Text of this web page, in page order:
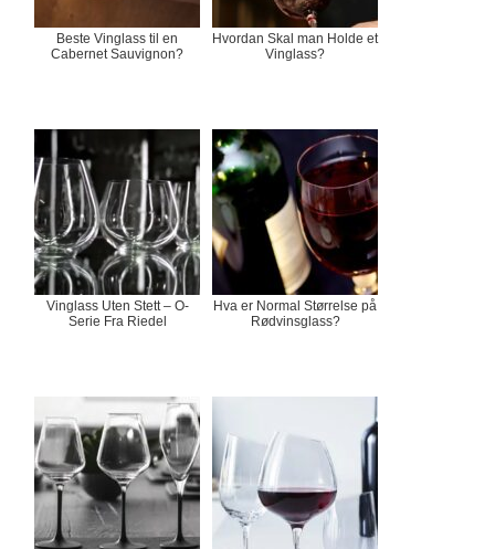
Beste Vinglass til en
Cabernet Sauvignon?
Hvordan Skal man Holde et
Vinglass?
Vinglass Uten Stett – O-
Serie Fra Riedel
Hva er Normal Størrelse på
Rødvinsglass?